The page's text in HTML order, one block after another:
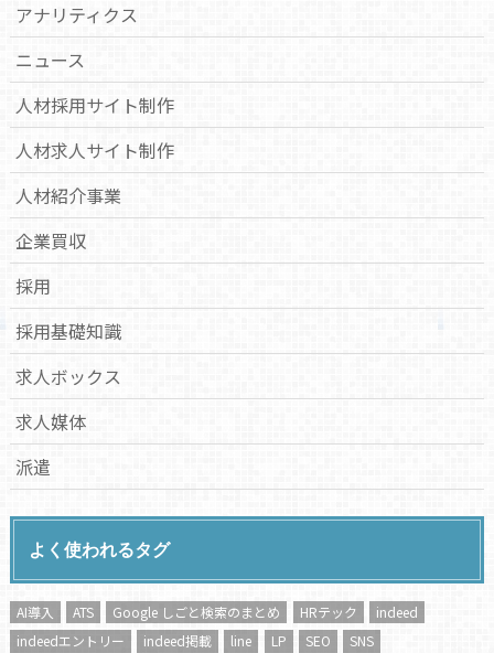
アナリティクス
ニュース
人材採用サイト制作
人材求人サイト制作
人材紹介事業
企業買収
採用
採用基礎知識
求人ボックス
求人媒体
派遣
よく使われるタグ
AI導入 ATS Google しごと検索のまとめ HRテック
indeed
indeedエントリー
indeed掲載 line LP SEO
SNS